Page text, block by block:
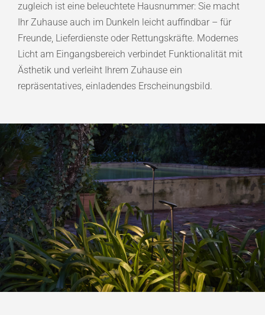
zugleich ist eine beleuchtete Hausnummer: Sie macht
Ihr Zuhause auch im Dunkeln leicht auffindbar – für
Freunde, Lieferdienste oder Rettungskräfte. Modernes
Licht am Eingangsbereich verbindet Funktionalität mit
Ästhetik und verleiht Ihrem Zuhause ein
repräsentatives, einladendes Erscheinungsbild.